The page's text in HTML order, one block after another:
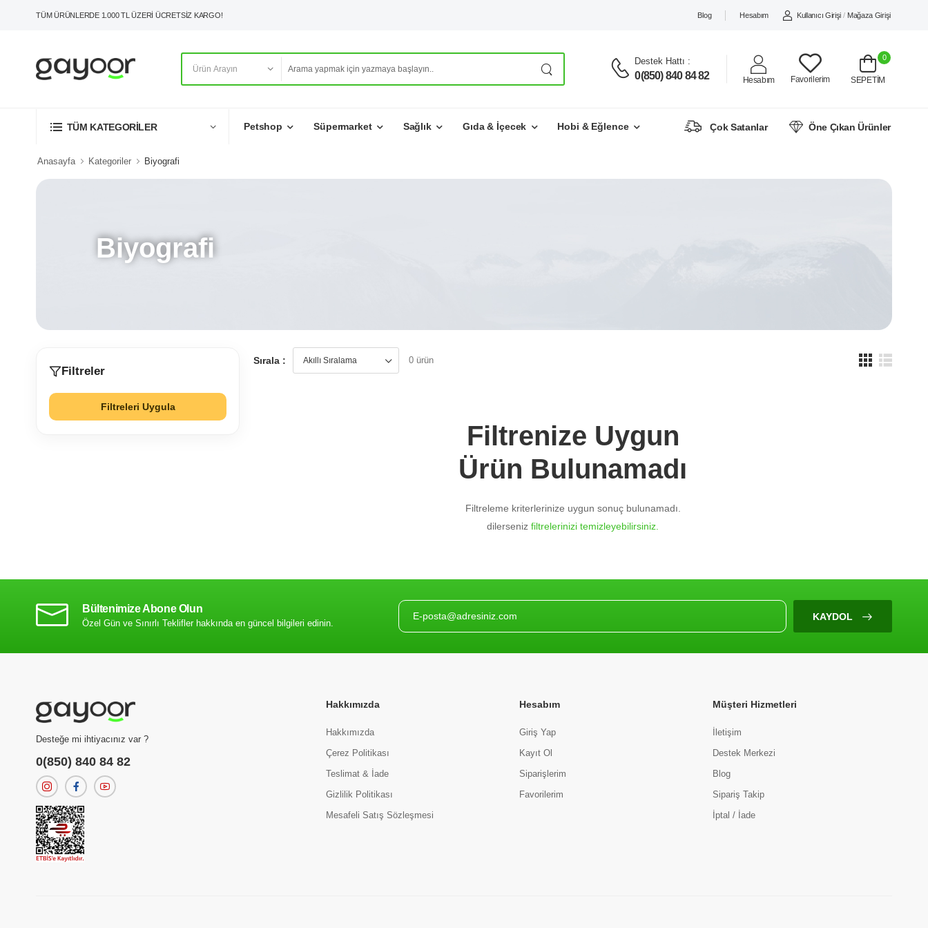
TÜM ÜRÜNLERDE 1.000 TL ÜZERİ ÜCRETSİZ KARGO! Blog Hesabım Kullanıcı Girişi / Mağaza Girişi
Destek Hattı :
0(850) 840 84 82 Hesabım Favorilerim
0
SEPETİM
TÜM KATEGORİLER Petshop Süpermarket Sağlık Gıda & İçecek Hobi & Eğlence Çok Satanlar Öne Çıkan Ürünler
Anasayfa Kategoriler Biyografi
Biyografi
Filtreler
Filtreleri Uygula
Sırala : 0 ürün
Filtrenize Uygun
Ürün Bulunamadı
Filtreleme kriterlerinize uygun sonuç bulunamadı.
dilerseniz filtrelerinizi temizleyebilirsiniz.
Bültenimize Abone Olun
Özel Gün ve Sınırlı Teklifler hakkında en güncel bilgileri edinin.
KAYDOL
Desteğe mi ihtiyacınız var ?
0(850) 840 84 82
Hakkımızda
Hakkımızda
Çerez Politikası
Teslimat & İade
Gizlilik Politikası
Mesafeli Satış Sözleşmesi
Hesabım
Giriş Yap
Kayıt Ol
Siparişlerim
Favorilerim
Müşteri Hizmetleri
İletişim
Destek Merkezi
Blog
Sipariş Takip
İptal / İade